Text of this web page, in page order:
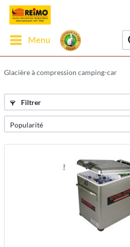
Menu
Glacière à compression camping-car
Filtrer